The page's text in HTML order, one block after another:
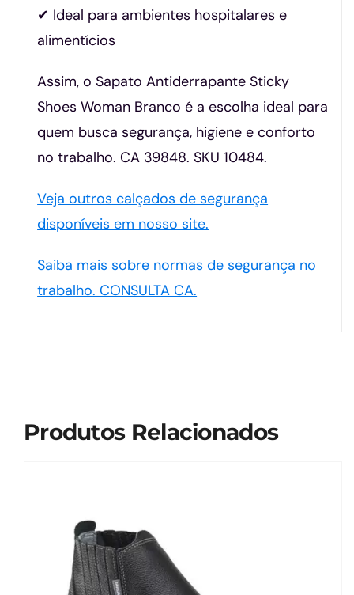
✔ Ideal para ambientes hospitalares e
alimentícios
Assim, o Sapato Antiderrapante Sticky
Shoes Woman Branco é a escolha ideal para
quem busca segurança, higiene e conforto
no trabalho. CA 39848. SKU 10484.
Veja outros calçados de segurança
disponíveis em nosso site.
Saiba mais sobre normas de segurança no
trabalho. CONSULTA CA.
Produtos Relacionados